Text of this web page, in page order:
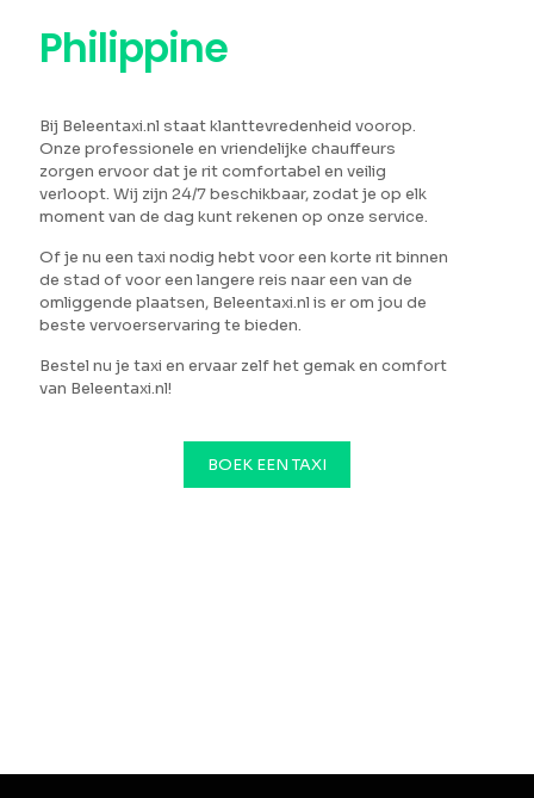
Philippine
Bij Beleentaxi.nl staat klanttevredenheid voorop.
Onze professionele en vriendelijke chauffeurs
zorgen ervoor dat je rit comfortabel en veilig
verloopt. Wij zijn 24/7 beschikbaar, zodat je op elk
moment van de dag kunt rekenen op onze service.
Of je nu een taxi nodig hebt voor een korte rit binnen
de stad of voor een langere reis naar een van de
omliggende plaatsen, Beleentaxi.nl is er om jou de
beste vervoerservaring te bieden.
Bestel nu je taxi en ervaar zelf het gemak en comfort
van Beleentaxi.nl!
BOEK EEN TAXI